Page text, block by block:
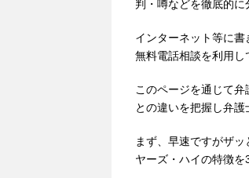
判・噂などを徹底的に
インターネット等に書
無料電話相談を利用し
このページを通じて弁
との違いを把握し弁護
まず、早速ですがザ
ヤーズ・ハイの特徴を